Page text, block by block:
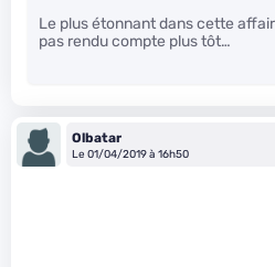
Le plus étonnant dans cette
pas rendu compte plus tôt…
Olbatar
Le 01/04/2019 à 16h50